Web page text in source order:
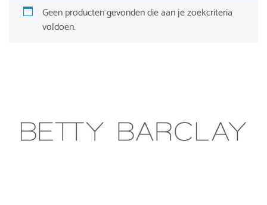
Geen producten gevonden die aan je zoekcriteria
voldoen.